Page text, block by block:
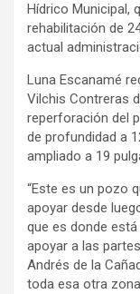
Hídrico Municipal,
rehabilitación de
actual
Luna Escanamé
Vilchis Contreras
reperforación del
de profundidad a
ampliado a 19
“Este es un pozo
apoyar desde
que es donde
apoyar a las
Andrés de la
toda esa otra